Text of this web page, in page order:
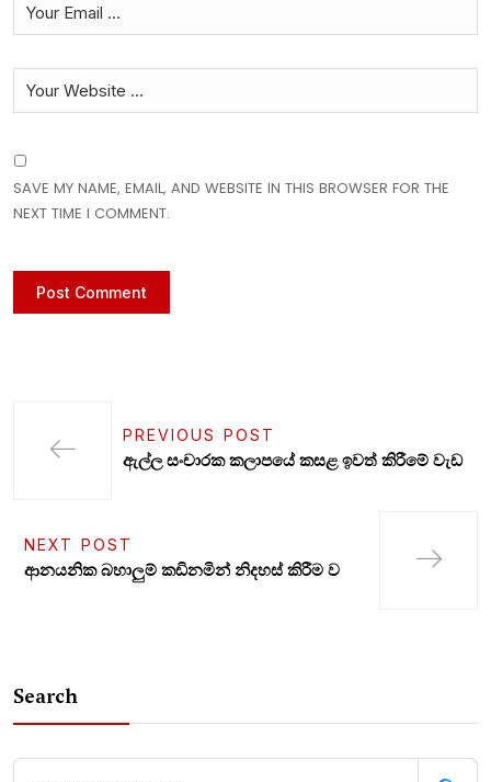
SAVE MY NAME, EMAIL, AND WEBSITE IN THIS BROWSER FOR THE
NEXT TIME I COMMENT.
PREVIOUS POST
ඇල්ල සංචාරක කලාපයේ කසළ ඉවත් කිරීමේ වැඩ
NEXT POST
ආනයනික බහාලුම් කඩිනමින් නිදහස් කිරීම ව
Search